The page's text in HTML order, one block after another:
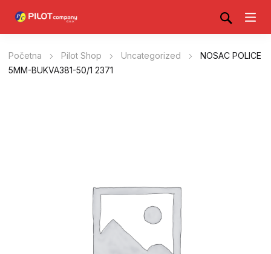
Početna Pilot Shop Uncategorized
NOSAC POLICE
5MM-BUKVA381-50/1 2371